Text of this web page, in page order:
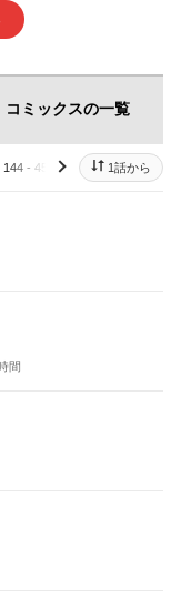
コミックスの一覧
144 - 45 44 - 1
next 1話から
間